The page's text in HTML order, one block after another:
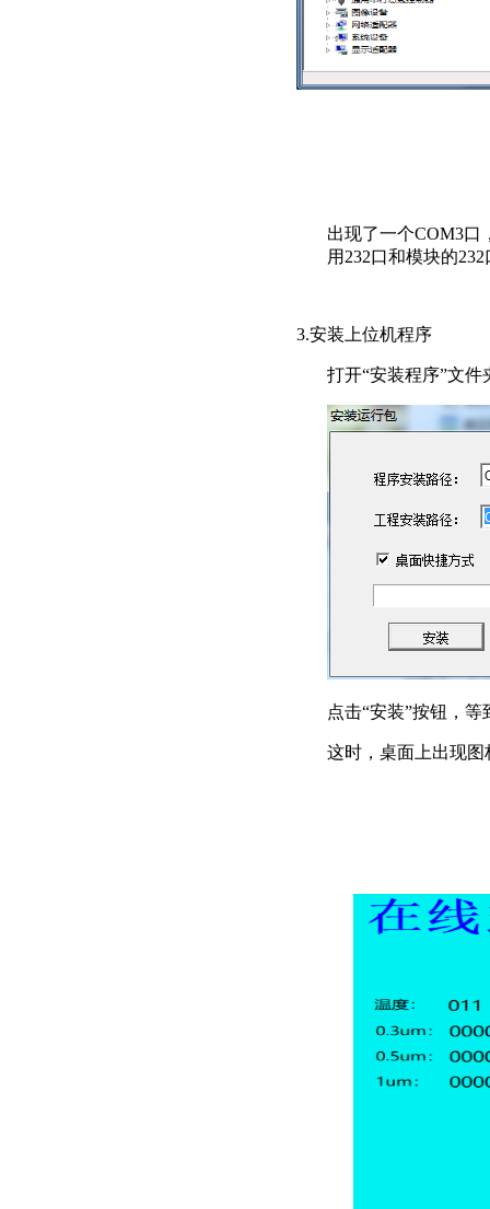
出现了一个COM3口
用232口和模块的
3.安装上位机程序
打开“安装程序”文件
点击“安装”按钮，
这时，桌面上出现图